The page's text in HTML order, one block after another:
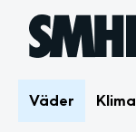
Hoppa till sidans
Väder